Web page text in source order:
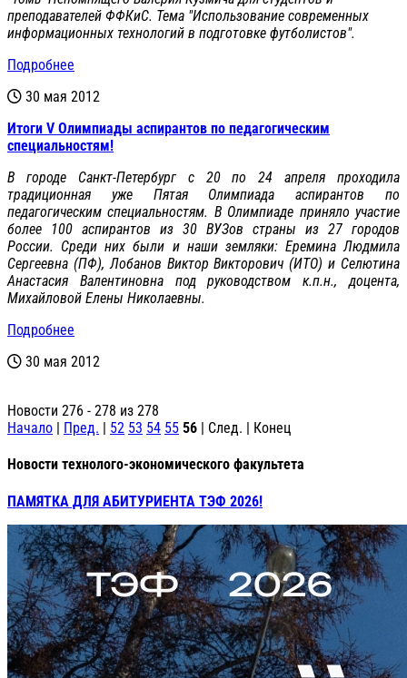
преподавателей ФФКиС. Тема "Использование современных
информационных технологий в подготовке футболистов".
Подробнее
30 мая 2012
Итоги V Олимпиады аспирантов по педагогическим
специальностям!
В городе Санкт-Петербург с 20 по 24 апреля проходила
традиционная уже Пятая Олимпиада аспирантов по
педагогическим специальностям. В Олимпиаде приняло участие
более 100 аспирантов из 30 ВУЗов страны из 27 городов
России. Среди них были и наши земляки: Еремина Людмила
Сергеевна (ПФ), Лобанов Виктор Викторович (ИТО) и Селютина
Анастасия Валентиновна под руководством к.п.н., доцента,
Михайловой Елены Николаевны.
Подробнее
30 мая 2012
Новости 276 - 278 из 278
Начало | Пред. | 52 53 54 55 56 | След. | Конец
Новости технолого-экономического факультета
ПАМЯТКА ДЛЯ АБИТУРИЕНТА ТЭФ 2026!